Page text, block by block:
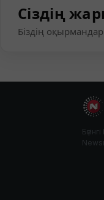
Сіздің
Біздің оқырмандар